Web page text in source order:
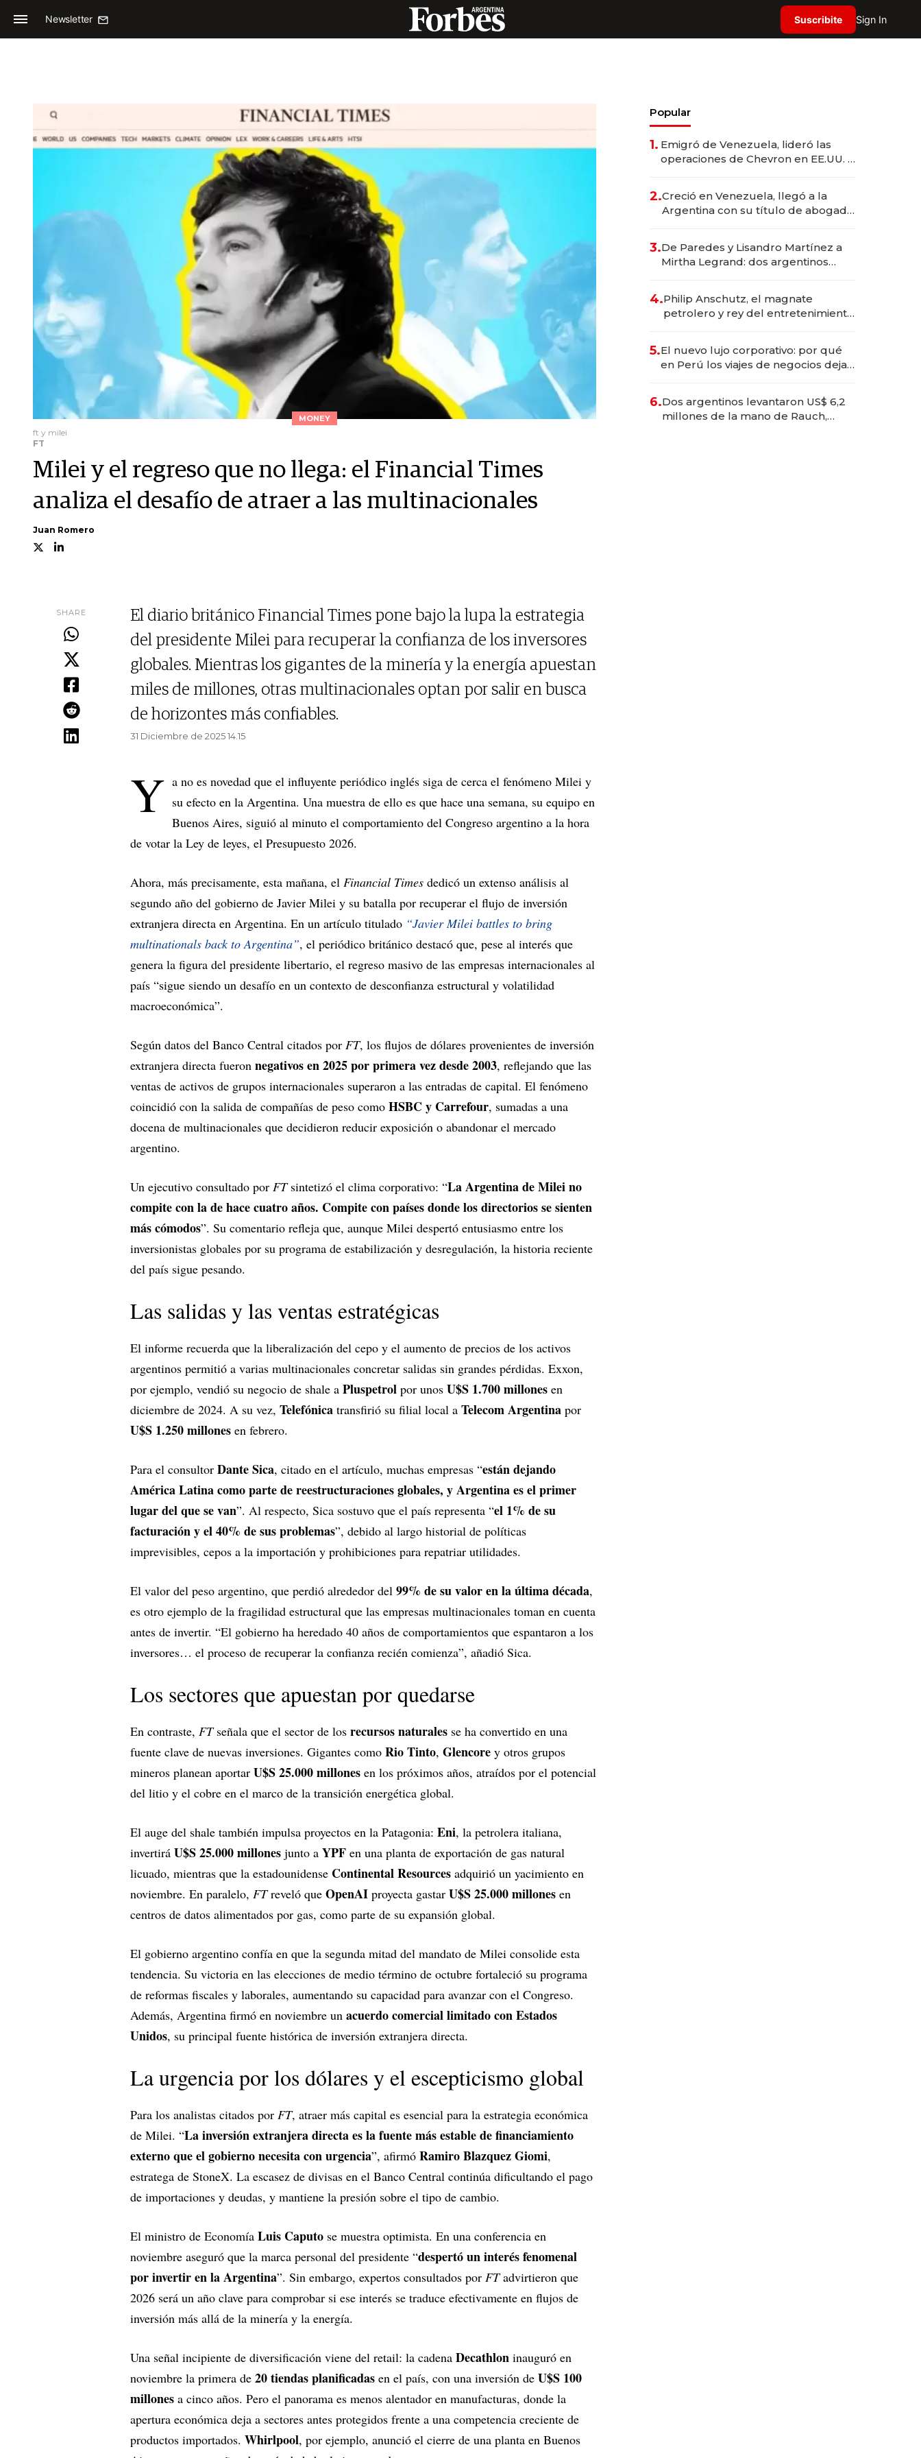
Newsletter Suscribite Sign In
MONEY
ft y milei
FT
Milei y el regreso que no llega: el Financial Times
analiza el desafío de atraer a las multinacionales
Juan Romero
SHARE
El diario británico Financial Times pone bajo la lupa la estrategia
del presidente Milei para recuperar la confianza de los inversores
globales. Mientras los gigantes de la minería y la energía apuestan
miles de millones, otras multinacionales optan por salir en busca
de horizontes más confiables.
31 Diciembre de 2025 14.15
Y a no es novedad que el influyente periódico inglés siga de cerca el fenómeno Milei y
su efecto en la Argentina. Una muestra de ello es que hace una semana, su equipo en
Buenos Aires, siguió al minuto el comportamiento del Congreso argentino a la hora
de votar la Ley de leyes, el Presupuesto 2026.
Ahora, más precisamente, esta mañana, el Financial Times dedicó un extenso análisis al
segundo año del gobierno de Javier Milei y su batalla por recuperar el flujo de inversión
extranjera directa en Argentina. En un artículo titulado “Javier Milei battles to bring
multinationals back to Argentina”, el periódico británico destacó que, pese al interés que
genera la figura del presidente libertario, el regreso masivo de las empresas internacionales al
país “sigue siendo un desafío en un contexto de desconfianza estructural y volatilidad
macroeconómica”.
Según datos del Banco Central citados por FT, los flujos de dólares provenientes de inversión
extranjera directa fueron negativos en 2025 por primera vez desde 2003, reflejando que las
ventas de activos de grupos internacionales superaron a las entradas de capital. El fenómeno
coincidió con la salida de compañías de peso como HSBC y Carrefour, sumadas a una
docena de multinacionales que decidieron reducir exposición o abandonar el mercado
argentino.
Un ejecutivo consultado por FTsintetizó el clima corporativo: “La Argentina de Milei no
compite con la de hace cuatro años. Compite con países donde los directorios se sienten
más cómodos”. Su comentario refleja que, aunque Milei despertó entusiasmo entre los
inversionistas globales por su programa de estabilización y desregulación, la historia reciente
del país sigue pesando.
Las salidas y las ventas estratégicas
El informe recuerda que la liberalización del cepo y el aumento de precios de los activos
argentinos permitió a varias multinacionales concretar salidas sin grandes pérdidas. Exxon,
por ejemplo, vendió su negocio de shale a Pluspetrol por unos U$S 1.700 millones en
diciembre de 2024. A su vez, Telefónica transfirió su filial local a Telecom Argentina por
U$S 1.250 millones en febrero.
Para el consultor Dante Sica, citado en el artículo, muchas empresas “están dejando
América Latina como parte de reestructuraciones globales, y Argentina es el primer
lugar del que se van”. Al respecto, Sica sostuvo que el país representa “el 1% de su
facturación y el 40% de sus problemas”, debido al largo historial de políticas
imprevisibles, cepos a la importación y prohibiciones para repatriar utilidades.
El valor del peso argentino, que perdió alrededor del 99% de su valor en la última década,
es otro ejemplo de la fragilidad estructural que las empresas multinacionales toman en cuenta
antes de invertir. “El gobierno ha heredado 40 años de comportamientos que espantaron a los
inversores… el proceso de recuperar la confianza recién comienza”, añadió Sica.
Los sectores que apuestan por quedarse
En contraste, FTseñala que el sector de los recursos naturales se ha convertido en una
fuente clave de nuevas inversiones. Gigantes como Rio Tinto, Glencore y otros grupos
mineros planean aportar U$S 25.000 millones en los próximos años, atraídos por el potencial
del litio y el cobre en el marco de la transición energética global.
El auge del shale también impulsa proyectos en la Patagonia: Eni, la petrolera italiana,
invertirá U$S 25.000 millones junto a YPF en una planta de exportación de gas natural
licuado, mientras que la estadounidense Continental Resources adquirió un yacimiento en
noviembre. En paralelo, FTreveló que OpenAI proyecta gastar U$S 25.000 millones en
centros de datos alimentados por gas, como parte de su expansión global.
El gobierno argentino confía en que la segunda mitad del mandato de Milei consolide esta
tendencia. Su victoria en las elecciones de medio término de octubre fortaleció su programa
de reformas fiscales y laborales, aumentando su capacidad para avanzar con el Congreso.
Además, Argentina firmó en noviembre un acuerdo comercial limitado con Estados
Unidos, su principal fuente histórica de inversión extranjera directa.
La urgencia por los dólares y el escepticismo global
Para los analistas citados por FT, atraer más capital es esencial para la estrategia económica
de Milei. “La inversión extranjera directa es la fuente más estable de financiamiento
externo que el gobierno necesita con urgencia”, afirmó Ramiro Blazquez Giomi,
estratega de StoneX. La escasez de divisas en el Banco Central continúa dificultando el pago
de importaciones y deudas, y mantiene la presión sobre el tipo de cambio.
El ministro de Economía Luis Caputo se muestra optimista. En una conferencia en
noviembre aseguró que la marca personal del presidente “despertó un interés fenomenal
por invertir en la Argentina”. Sin embargo, expertos consultados por FTadvirtieron que
2026 será un año clave para comprobar si ese interés se traduce efectivamente en flujos de
inversión más allá de la minería y la energía.
Una señal incipiente de diversificación viene del retail: la cadena Decathlon inauguró en
noviembre la primera de 20 tiendas planificadas en el país, con una inversión de U$S 100
millones a cinco años. Pero el panorama es menos alentador en manufacturas, donde la
apertura económica deja a sectores antes protegidos frente a una competencia creciente de
productos importados. Whirlpool, por ejemplo, anunció el cierre de una planta en Buenos
Popular
1. Emigró de Venezuela, lideró las
operaciones de Chevron en EE.UU. y
2.Creció en Venezuela, llegó a la
Argentina con su título de abogado
marcas "fast premium"
3.De Paredes y Lisandro Martínez a
Mirtha Legrand: dos argentinos
4.Philip Anschutz, el magnate
petrolero y rey del entretenimiento
5.El nuevo lujo corporativo: por qué
en Perú los viajes de negocios dejan
en experiencias transformadoras
6.Dos argentinos levantaron US$ 6,2
millones de la mano de Rauch,